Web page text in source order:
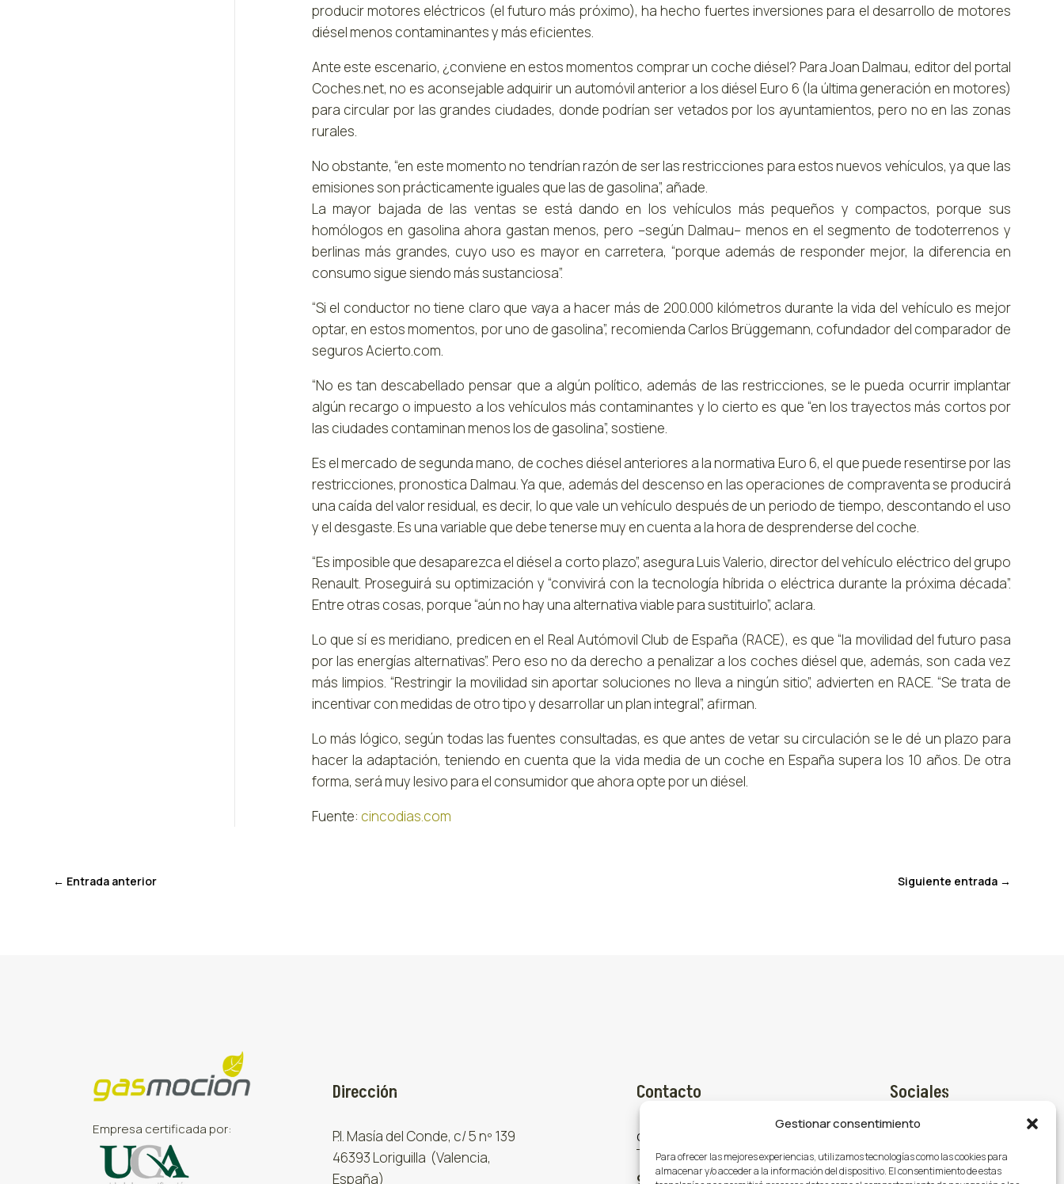
Gestionar consentimiento
Para ofrecer las mejores experiencias, utilizamos tecnologías como las cookies para
almacenar y/o acceder a la información del dispositivo. El consentimiento de estas
producir motores eléctricos (el futuro más próximo), ha hecho fuertes inversiones para el desarrollo de motores
diésel menos contaminantes y más eficientes.
Ante este escenario, ¿conviene en estos momentos comprar un coche diésel? Para Joan Dalmau, editor del portal
Coches.net, no es aconsejable adquirir un automóvil anterior a los diésel Euro 6 (la última generación en motores)
para circular por las grandes ciudades, donde podrían ser vetados por los ayuntamientos, pero no en las zonas
rurales.
No obstante, “en este momento no tendrían razón de ser las restricciones para estos nuevos vehículos, ya que las
emisiones son prácticamente iguales que las de gasolina”, añade.
La mayor bajada de las ventas se está dando en los vehículos más pequeños y compactos, porque sus
homólogos en gasolina ahora gastan menos, pero –según Dalmau– menos en el segmento de todoterrenos y
berlinas más grandes, cuyo uso es mayor en carretera, “porque además de responder mejor, la diferencia en
consumo sigue siendo más sustanciosa”.
“Si el conductor no tiene claro que vaya a hacer más de 200.000 kilómetros durante la vida del vehículo es mejor
optar, en estos momentos, por uno de gasolina”, recomienda Carlos Brüggemann, cofundador del comparador de
seguros Acierto.com.
“No es tan descabellado pensar que a algún político, además de las restricciones, se le pueda ocurrir implantar
algún recargo o impuesto a los vehículos más contaminantes y lo cierto es que “en los trayectos más cortos por
las ciudades contaminan menos los de gasolina”, sostiene.
Es el mercado de segunda mano, de coches diésel anteriores a la normativa Euro 6, el que puede resentirse por las
restricciones, pronostica Dalmau. Ya que, además del descenso en las operaciones de compraventa se producirá
una caída del valor residual, es decir, lo que vale un vehículo después de un periodo de tiempo, descontando el uso
y el desgaste. Es una variable que debe tenerse muy en cuenta a la hora de desprenderse del coche.
“Es imposible que desaparezca el diésel a corto plazo”, asegura Luis Valerio, director del vehículo eléctrico del grupo
Renault. Proseguirá su optimización y “convivirá con la tecnología híbrida o eléctrica durante la próxima década”.
Entre otras cosas, porque “aún no hay una alternativa viable para sustituirlo”, aclara.
Lo que sí es meridiano, predicen en el Real Autómovil Club de España (RACE), es que “la movilidad del futuro pasa
por las energías alternativas”. Pero eso no da derecho a penalizar a los coches diésel que, además, son cada vez
más limpios. “Restringir la movilidad sin aportar soluciones no lleva a ningún sitio”, advierten en RACE. “Se trata de
incentivar con medidas de otro tipo y desarrollar un plan integral”, afirman.
Lo más lógico, según todas las fuentes consultadas, es que antes de vetar su circulación se le dé un plazo para
hacer la adaptación, teniendo en cuenta que la vida media de un coche en España supera los 10 años. De otra
forma, será muy lesivo para el consumidor que ahora opte por un diésel.
Fuente: cincodias.com
← Entrada anterior Siguiente entrada→
Empresa certificada por:
Dirección
P.I. Masía del Conde, c/ 5 nº 139
46393 Loriguilla (Valencia,
España)
Contacto
comercial@gasmocion.com
Sociales
 Facebook
 X (Twitter)